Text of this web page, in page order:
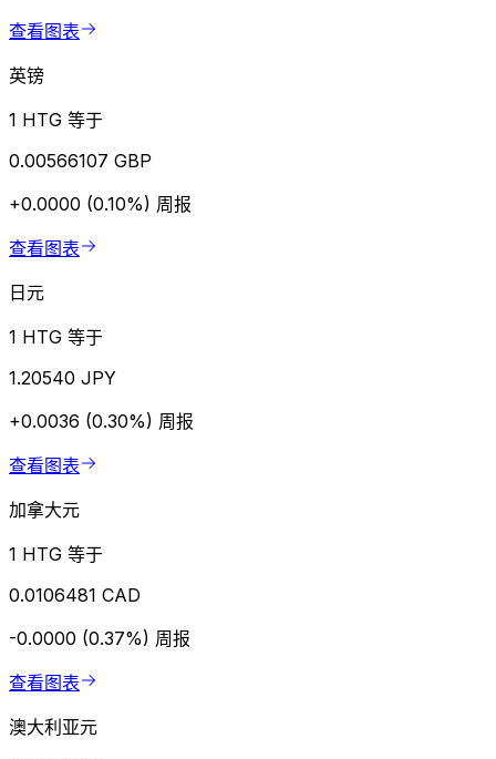
查看图表
英镑
1 HTG 等于
0.00566107 GBP
+0.0000 (0.10%) 周报
查看图表
日元
1 HTG 等于
1.20540 JPY
+0.0036 (0.30%) 周报
查看图表
加拿大元
1 HTG 等于
0.0106481 CAD
-0.0000 (0.37%) 周报
查看图表
澳大利亚元